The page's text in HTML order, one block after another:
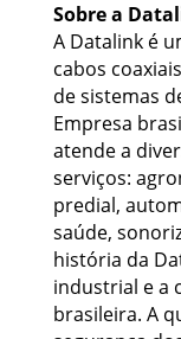
Sobre a
A Datalink é
cabos
de sistemas
Empresa
atende a
serviços:
predial,
saúde,
história da
industrial e a
brasileira. A